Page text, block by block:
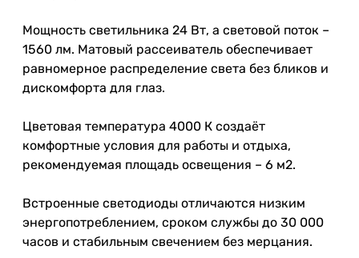
Мощность светильника 24 Вт, а световой поток –
1560 лм. Матовый рассеиватель обеспечивает
равномерное распределение света без бликов и
дискомфорта для глаз.
Цветовая температура 4000 К создаёт
комфортные условия для работы и отдыха,
рекомендуемая площадь освещения – 6 м2.
Встроенные светодиоды отличаются низким
энергопотреблением, сроком службы до 30 000
часов и стабильным свечением без мерцания.